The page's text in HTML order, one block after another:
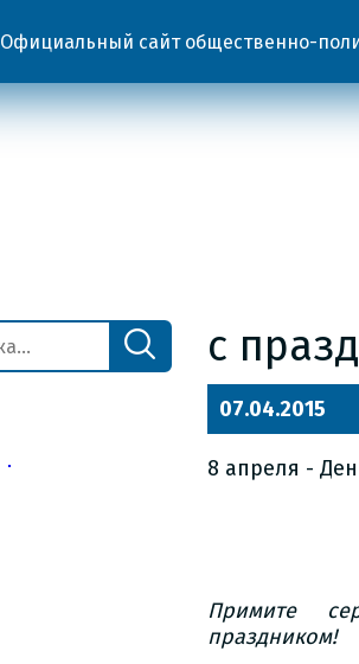
Официальный сайт общественно-
с
07.04.2015
8 апреля -
Примите
праздником!